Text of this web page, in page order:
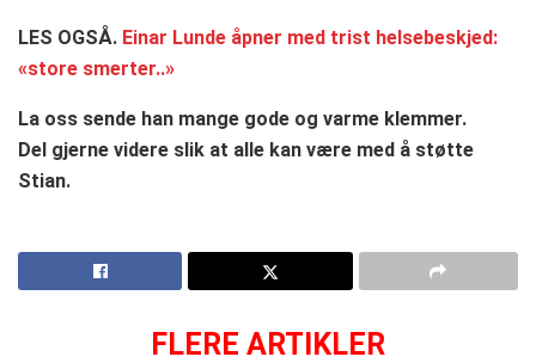
LES OGSÅ. Einar Lunde åpner med trist helsebeskjed:
«store smerter..»
La oss sende han mange gode og varme klemmer.
Del gjerne videre slik at alle kan være med å støtte
Stian.
FLERE ARTIKLER